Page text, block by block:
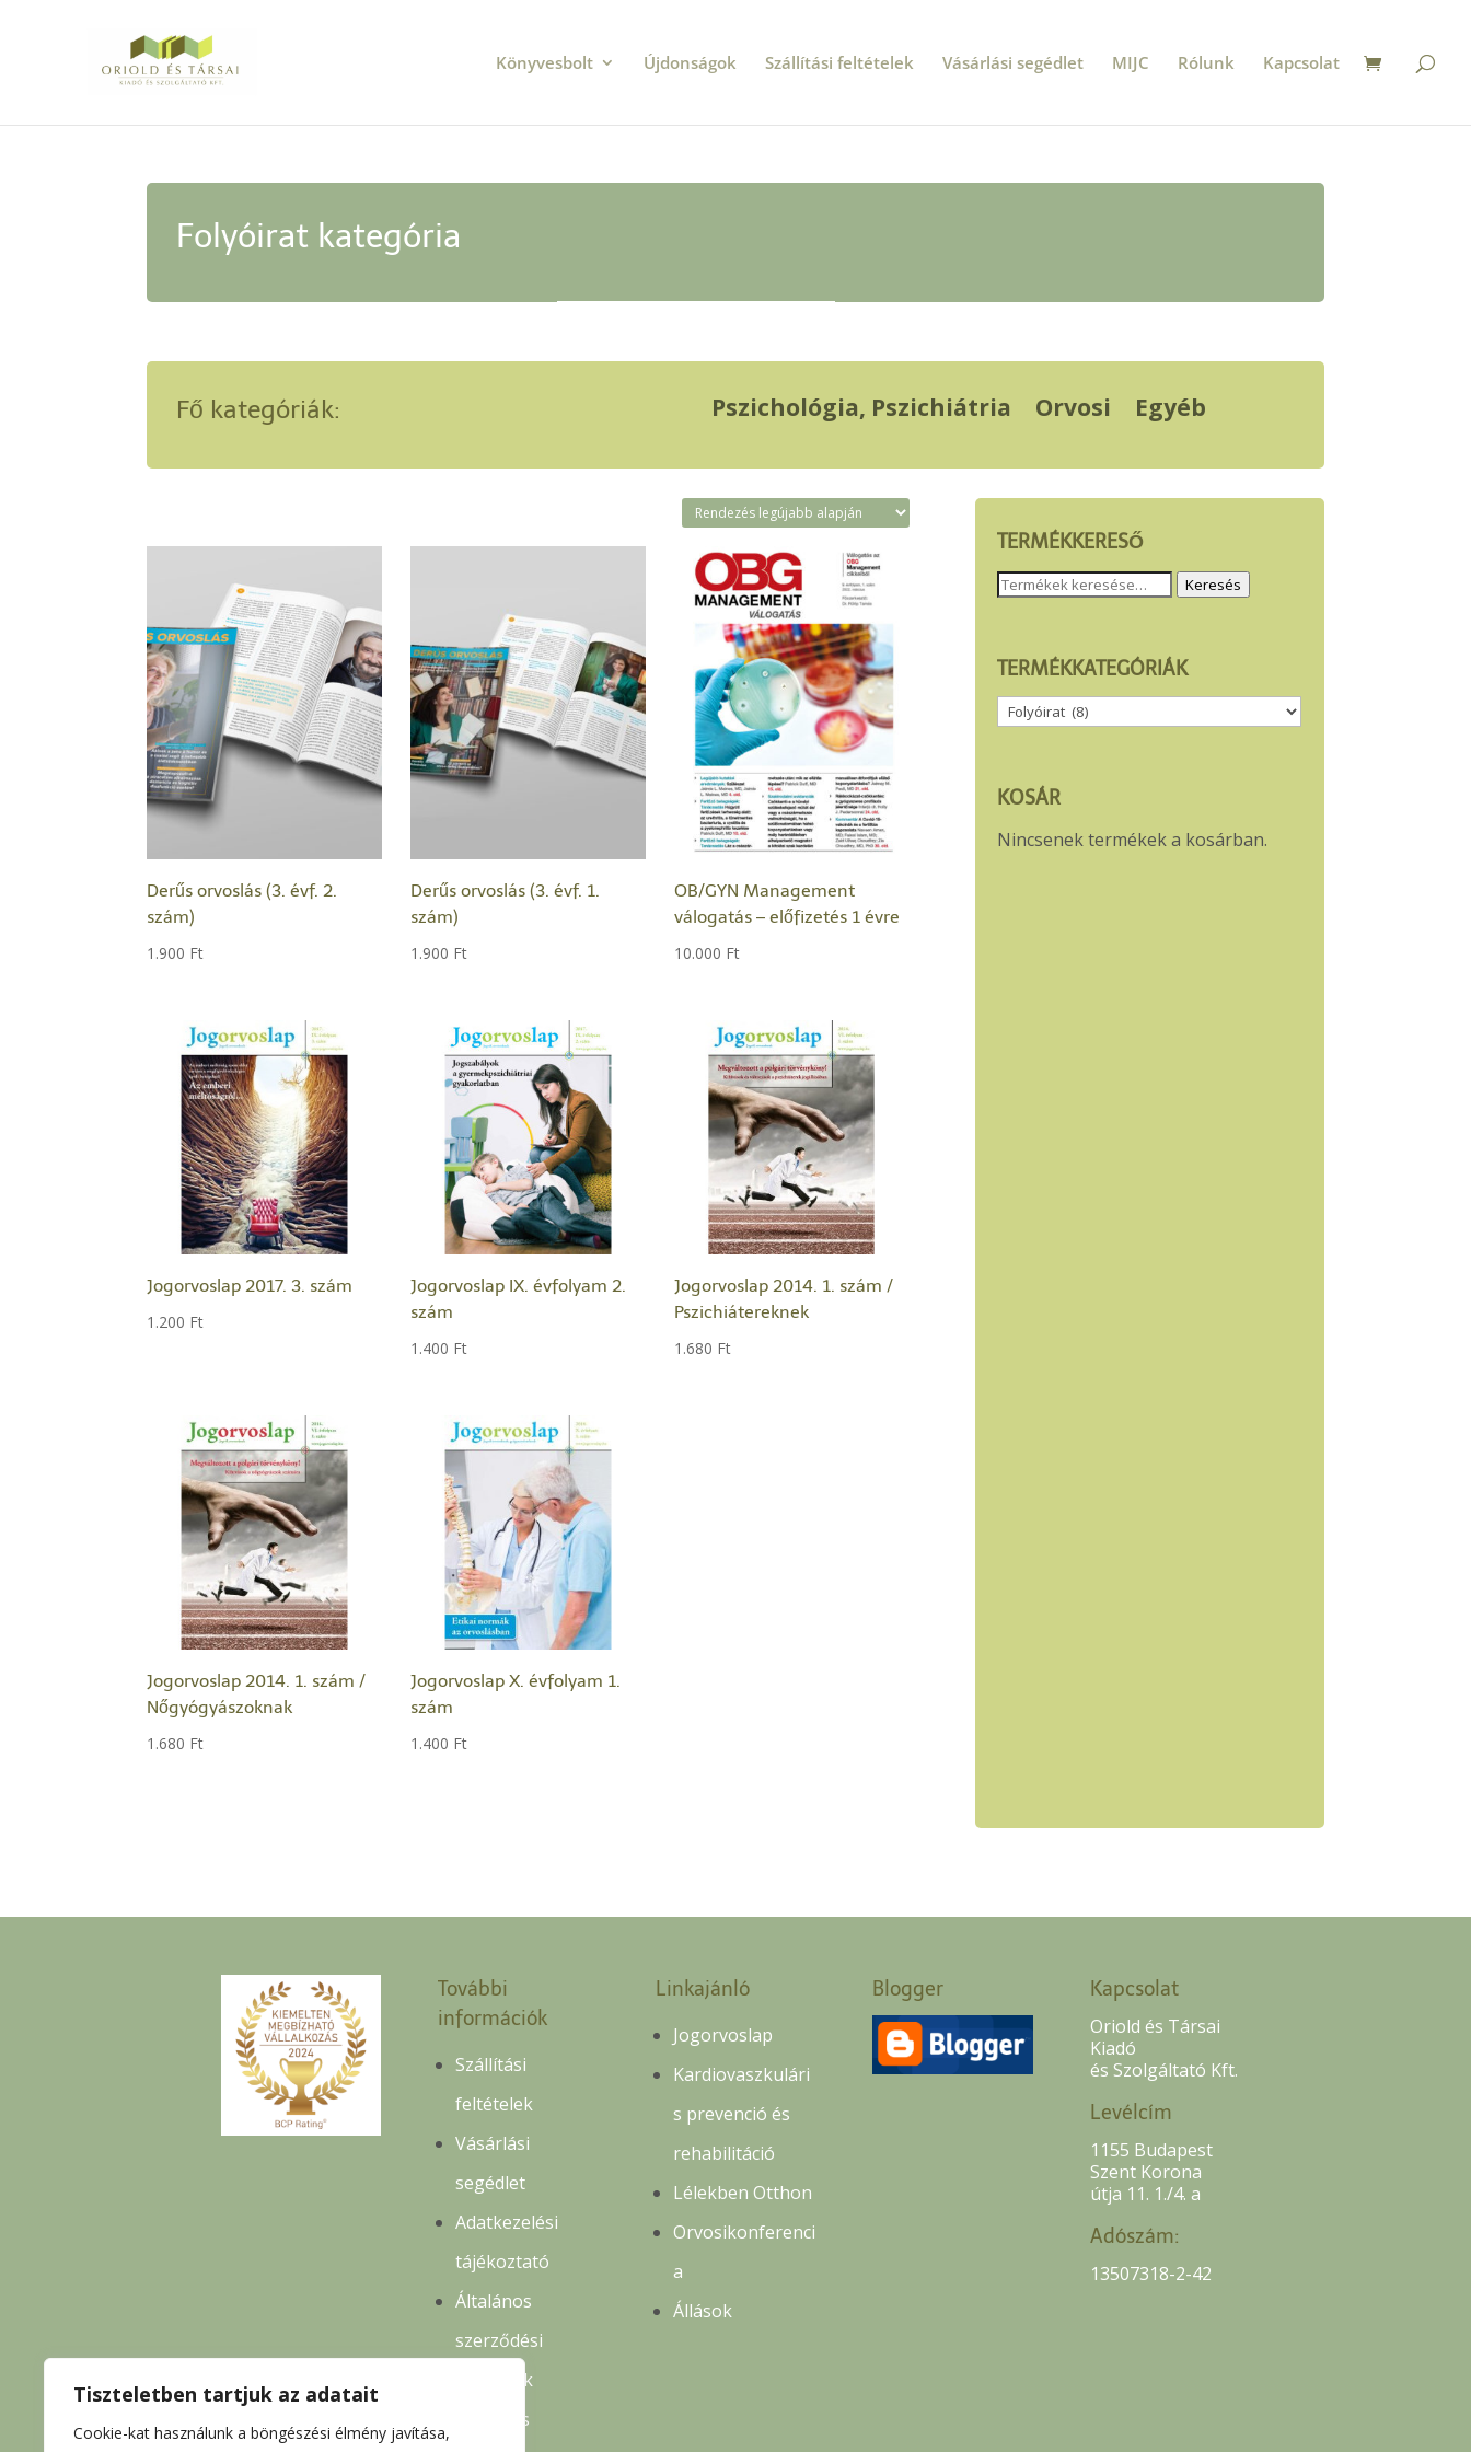
Tiszteletben tartjuk az adatait
Cookie-kat használunk a böngészési élmény javítása,
Könyvesbolt Újdonságok Szállítási feltételek Vásárlási segédlet MIJC Rólunk Kapcsolat
Folyóirat kategória
Fő kategóriák: Pszichológia, Pszichiátria Orvosi Egyéb
Derűs orvoslás (3. évf. 2.
szám)
1.900 Ft
Derűs orvoslás (3. évf. 1.
szám)
1.900 Ft
OB/GYN Management
válogatás – előfizetés 1 évre
10.000 Ft
Jogorvoslap 2017. 3. szám
1.200 Ft
Jogorvoslap IX. évfolyam 2.
szám
1.400 Ft
Jogorvoslap 2014. 1. szám /
Pszichiátereknek
1.680 Ft
Jogorvoslap 2014. 1. szám /
Nőgyógyászoknak
1.680 Ft
Jogorvoslap X. évfolyam 1.
szám
1.400 Ft
TERMÉKKERESŐ
Keresés
Keresés
TERMÉKKATEGÓRIÁK
KOSÁR
Nincsenek termékek a kosárban.
További
információk
Szállítási
feltételek
Vásárlási
segédlet
Adatkezelési
tájékoztató
Általános
szerződési
feltételek
Rendelés
Linkajánló
Jogorvoslap
Kardiovaszkulári
s prevenció és
rehabilitáció
Lélekben Otthon
Orvosikonferenci
a
Állások
Blogger
Kapcsolat
Oriold és Társai
Kiadó
és Szolgáltató Kft.
Levélcím
1155 Budapest
Szent Korona
útja 11. 1./4. a
Adószám:
13507318-2-42